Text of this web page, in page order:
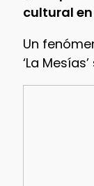
cultural
Un
‘La